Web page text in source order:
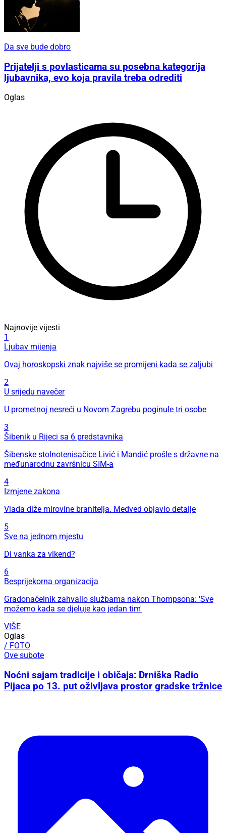
Da sve bude dobro
Prijatelji s povlasticama su posebna kategorija
ljubavnika, evo koja pravila treba odrediti
Oglas
Najnovije vijesti
1
Ljubav mijenja
Ovaj horoskopski znak najviše se promijeni kada se zaljubi
2
U srijedu navečer
U prometnoj nesreći u Novom Zagrebu poginule tri osobe
3
Šibenik u Rijeci sa 6 predstavnika
Šibenske stolnotenisačice Livić i Mandić prošle s državne na
međunarodnu završnicu SIM-a
4
Izmjene zakona
Vlada diže mirovine branitelja. Medved objavio detalje
5
Sve na jednom mjestu
Di vanka za vikend?
6
Besprijekorna organizacija
Gradonačelnik zahvalio službama nakon Thompsona: 'Sve
možemo kada se djeluje kao jedan tim'
VIŠE
Oglas
/ FOTO
Ove subote
Noćni sajam tradicije i običaja: Drniška Radio
Pijaca po 13. put oživljava prostor gradske tržnice